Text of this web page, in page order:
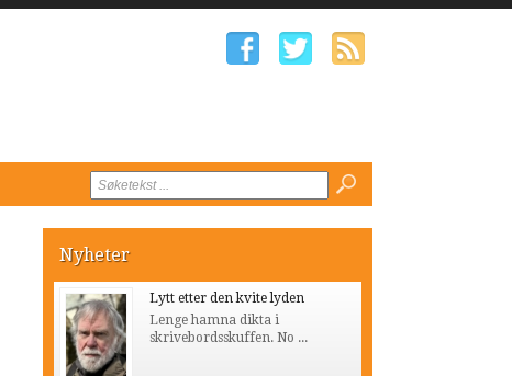
Nyheter
Lytt etter den kvite lyden
Lenge hamna dikta i
skrivebordsskuffen. No ...